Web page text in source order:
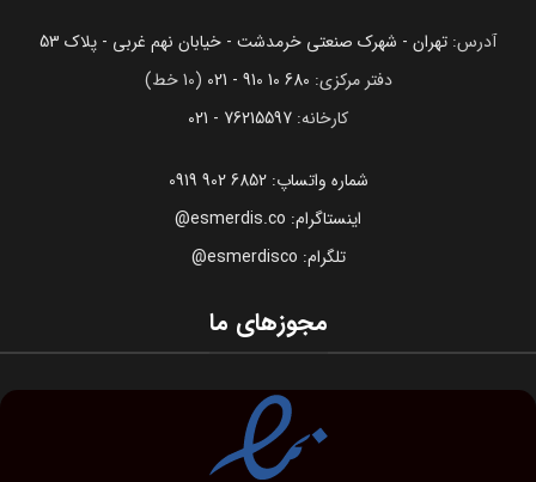
آدرس: تهران - شهرک صنعتی خرمدشت - خیابان نهم غربی - پلاک 53
دفتر مرکزی: 680 10 910 - 021
(10 خط)
کارخانه: 76215597 - 021
شماره واتساپ: 6852 902 0919
اینستاگرام: esmerdis.co@
تلگرام: esmerdisco@
مجوزهای ما